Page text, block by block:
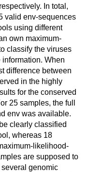
In total,
valid env-sequences
using different
own maximum-
classify the viruses
When
difference between
in the highly
for the conserved
25 samples, the full
env was available.
clearly classified
whereas 18
likelihood-
are supposed to
genomic